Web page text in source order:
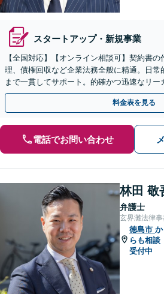
スタートアップ・新規事業
【全国対応】【オンライン相談可】契約書
理、債権回収など企業法務全般に精通。日常
まで一貫してサポート。的確かつ迅速なリー
す。【初回相談無料】【休日・夜間相談可】
料金表を見る
電話でお問い合わせ
林田 敬
弁護士
玄界灘法律
徳島市 か
らも相談
受付中